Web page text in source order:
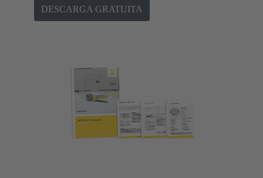
DESCARGA GRATUITA